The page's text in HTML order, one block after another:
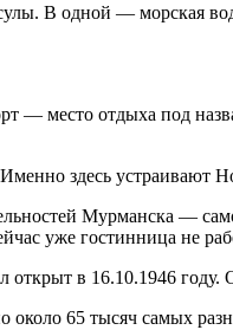
В одной — морская
— место отдыха под
здесь устраивают
Мурманска —
уже гостинница не
в 16.10.1946 году.
65 тысяч самых